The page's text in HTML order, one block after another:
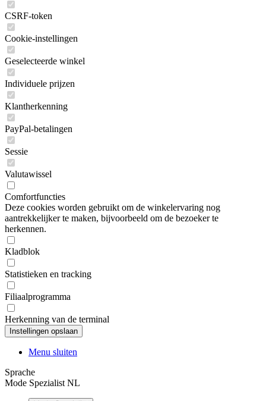
CSRF-token
Cookie-instellingen
Geselecteerde winkel
Individuele prijzen
Klantherkenning
PayPal-betalingen
Sessie
Valutawissel
Comfortfuncties
Deze cookies worden gebruikt om de winkelervaring nog
aantrekkelijker te maken, bijvoorbeeld om de bezoeker te
herkennen.
Kladblok
Statistieken en tracking
Filiaalprogramma
Herkenning van de terminal
Menu sluiten
Sprache
Mode Spezialist NL